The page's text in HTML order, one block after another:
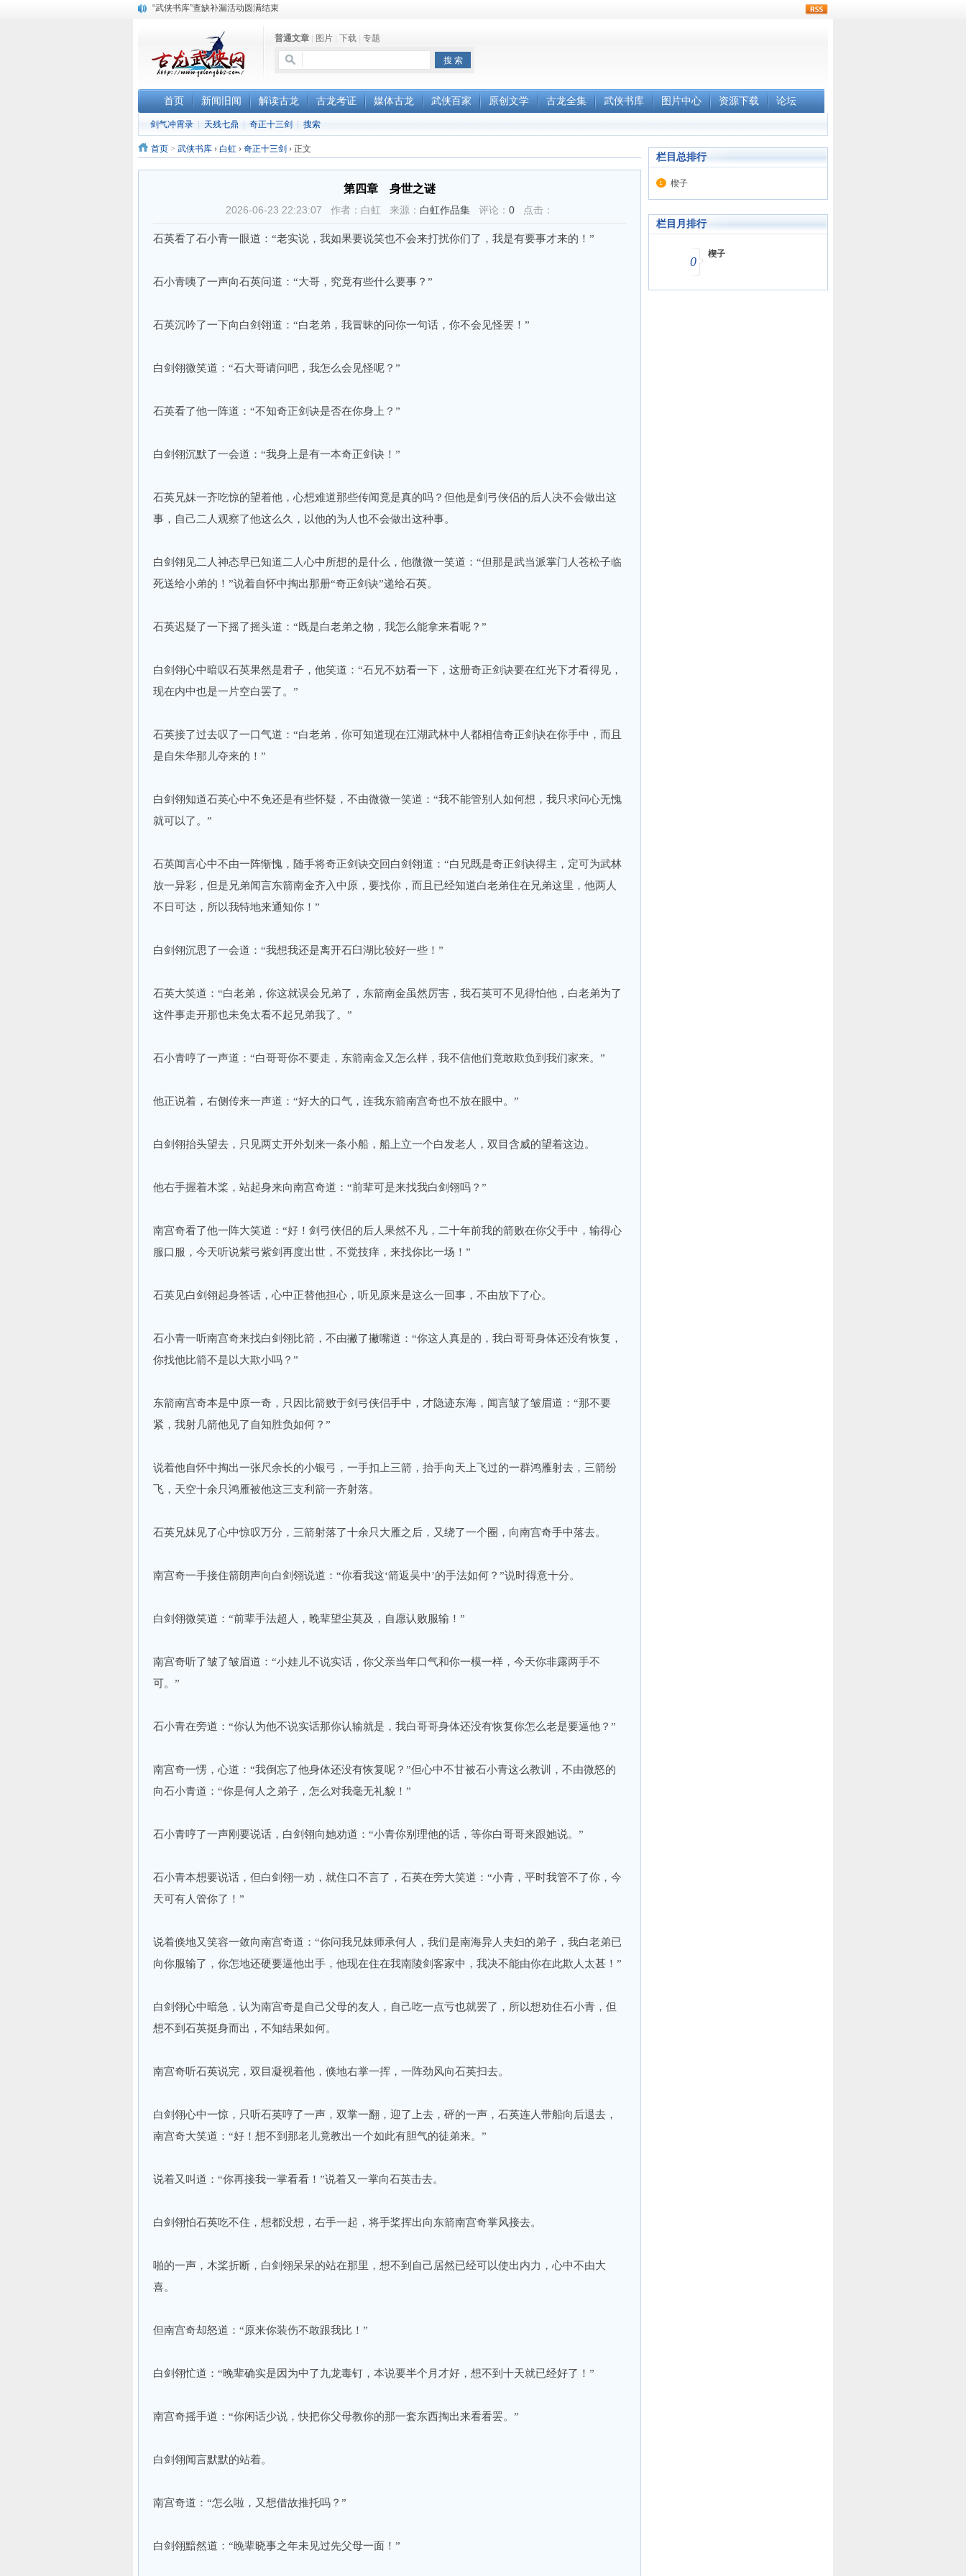
“武侠书库”查缺补漏活动圆满结束
三千藏书奉江湖 ， 诚邀侠友共赏鉴普通文章 图片 下载 专题
首页 新闻旧闻 解读古龙 古龙考证 媒体古龙 武侠百家 原创文学 古龙全集 武侠书库 图片中心 资源下载 论坛
剑气冲霄录 天残七鼎 奇正十三剑 搜索
首页 > 武侠书库 › 白虹 › 奇正十三剑 › 正文
第四章 身世之谜
2026-06-23 22:23:07 作者：白虹 来源： 白虹作品集 评论： 0 点击：
石英看了石小青一眼道：“老实说，我如果要说笑也不会来打扰你们了，我是有要事才来的！”
石小青咦了一声向石英问道：“大哥，究竟有些什么要事？”
石英沉吟了一下向白剑翎道：“白老弟，我冒昧的问你一句话，你不会见怪罢！”
白剑翎微笑道：“石大哥请问吧，我怎么会见怪呢？”
石英看了他一阵道：“不知奇正剑诀是否在你身上？”
白剑翎沉默了一会道：“我身上是有一本奇正剑诀！”
石英兄妹一齐吃惊的望着他，心想难道那些传闻竟是真的吗？但他是剑弓侠侣的后人决不会做出这
事，自己二人观察了他这么久，以他的为人也不会做出这种事。
白剑翎见二人神态早已知道二人心中所想的是什么，他微微一笑道：“但那是武当派掌门人苍松子临
死送给小弟的！”说着自怀中掏出那册“奇正剑诀”递给石英。
石英迟疑了一下摇了摇头道：“既是白老弟之物，我怎么能拿来看呢？”
白剑翎心中暗叹石英果然是君子，他笑道：“石兄不妨看一下，这册奇正剑诀要在红光下才看得见，
现在内中也是一片空白罢了。”
石英接了过去叹了一口气道：“白老弟，你可知道现在江湖武林中人都相信奇正剑诀在你手中，而且
是自朱华那儿夺来的！”
白剑翎知道石英心中不免还是有些怀疑，不由微微一笑道：“我不能管别人如何想，我只求问心无愧
就可以了。”
石英闻言心中不由一阵惭愧，随手将奇正剑诀交回白剑翎道：“白兄既是奇正剑诀得主，定可为武林
放一异彩，但是兄弟闻言东箭南金齐入中原，要找你，而且已经知道白老弟住在兄弟这里，他两人
不日可达，所以我特地来通知你！”
白剑翎沉思了一会道：“我想我还是离开石臼湖比较好一些！”
石英大笑道：“白老弟，你这就误会兄弟了，东箭南金虽然厉害，我石英可不见得怕他，白老弟为了
这件事走开那也未免太看不起兄弟我了。”
石小青哼了一声道：“白哥哥你不要走，东箭南金又怎么样，我不信他们竟敢欺负到我们家来。”
他正说着，右侧传来一声道：“好大的口气，连我东箭南宫奇也不放在眼中。”
白剑翎抬头望去，只见两丈开外划来一条小船，船上立一个白发老人，双目含威的望着这边。
他右手握着木桨，站起身来向南宫奇道：“前辈可是来找我白剑翎吗？”
南宫奇看了他一阵大笑道：“好！剑弓侠侣的后人果然不凡，二十年前我的箭败在你父手中，输得心
服口服，今天听说紫弓紫剑再度出世，不觉技痒，来找你比一场！”
石英见白剑翎起身答话，心中正替他担心，听见原来是这么一回事，不由放下了心。
石小青一听南宫奇来找白剑翎比箭，不由撇了撇嘴道：“你这人真是的，我白哥哥身体还没有恢复，
你找他比箭不是以大欺小吗？”
东箭南宫奇本是中原一奇，只因比箭败于剑弓侠侣手中，才隐迹东海，闻言皱了皱眉道：“那不要
紧，我射几箭他见了自知胜负如何？”
说着他自怀中掏出一张尺余长的小银弓，一手扣上三箭，抬手向天上飞过的一群鸿雁射去，三箭纷
飞，天空十余只鸿雁被他这三支利箭一齐射落。
石英兄妹见了心中惊叹万分，三箭射落了十余只大雁之后，又绕了一个圈，向南宫奇手中落去。
南宫奇一手接住箭朗声向白剑翎说道：“你看我这‘箭返吴中’的手法如何？”说时得意十分。
白剑翎微笑道：“前辈手法超人，晚辈望尘莫及，自愿认败服输！”
南宫奇听了皱了皱眉道：“小娃儿不说实话，你父亲当年口气和你一模一样，今天你非露两手不
可。”
石小青在旁道：“你认为他不说实话那你认输就是，我白哥哥身体还没有恢复你怎么老是要逼他？”
南宫奇一愣，心道：“我倒忘了他身体还没有恢复呢？”但心中不甘被石小青这么教训，不由微怒的
向石小青道：“你是何人之弟子，怎么对我毫无礼貌！”
石小青哼了一声刚要说话，白剑翎向她劝道：“小青你别理他的话，等你白哥哥来跟她说。”
石小青本想要说话，但白剑翎一劝，就住口不言了，石英在旁大笑道：“小青，平时我管不了你，今
天可有人管你了！”
说着倏地又笑容一敛向南宫奇道：“你问我兄妹师承何人，我们是南海异人夫妇的弟子，我白老弟已
向你服输了，你怎地还硬要逼他出手，他现在住在我南陵剑客家中，我决不能由你在此欺人太甚！”
白剑翎心中暗急，认为南宫奇是自己父母的友人，自己吃一点亏也就罢了，所以想劝住石小青，但
想不到石英挺身而出，不知结果如何。
南宫奇听石英说完，双目凝视着他，倏地右掌一挥，一阵劲风向石英扫去。
白剑翎心中一惊，只听石英哼了一声，双掌一翻，迎了上去，砰的一声，石英连人带船向后退去，
南宫奇大笑道：“好！想不到那老儿竟教出一个如此有胆气的徒弟来。”
说着又叫道：“你再接我一掌看看！”说着又一掌向石英击去。
白剑翎怕石英吃不住，想都没想，右手一起，将手桨挥出向东箭南宫奇掌风接去。
啪的一声，木桨折断，白剑翎呆呆的站在那里，想不到自己居然已经可以使出内力，心中不由大
喜。
但南宫奇却怒道：“原来你装伤不敢跟我比！”
白剑翎忙道：“晚辈确实是因为中了九龙毒钉，本说要半个月才好，想不到十天就已经好了！”
南宫奇摇手道：“你闲话少说，快把你父母教你的那一套东西掏出来看看罢。”
白剑翎闻言默默的站着。
南宫奇道：“怎么啦，又想借故推托吗？”
白剑翎黯然道：“晚辈晓事之年未见过先父母一面！”
栏目总排行
楔子
栏目月排行
0
楔子